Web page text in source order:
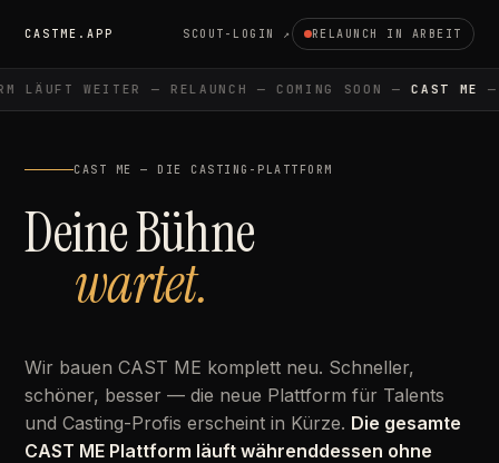
CASTME.APP SCOUT-LOGIN ↗ RELAUNCH IN ARBEIT
LÄUFT WEITER — RELAUNCH — COMING SOON — CAST ME—
CAST ME — DIE CASTING-PLATTFORM
Deine Bühne
wartet.
Wir bauen CAST ME komplett neu. Schneller,
schöner, besser — die neue Plattform für Talents
und Casting-Profis erscheint in Kürze. Die gesamte
CAST ME Plattform läuft währenddessen ohne